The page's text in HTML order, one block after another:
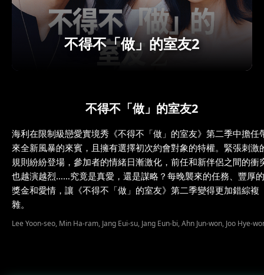
不得不「做」的室友2
不得不「做」的室友2
海利在限制級戀愛實境秀《不得不「做」的室友》第二季中擔任
來全新風暴的來賓，且擁有選擇初次約會對象的特權。緊張刺激
規則紛紛登場，參加者的情緒日漸激化，前任和新伴侶之間的衝
也越演越烈……究竟是真愛，還是謀略？每晚襲來的任務、豐厚的
獎金和愛情，讓《不得不「做」的室友》第二季變得更加錯綜複
雜。
Lee Yoon-seo, Min Ha-ram, Jang Eui-su, Jang Eun-bi, Ahn Jun-won, Joo Hye-